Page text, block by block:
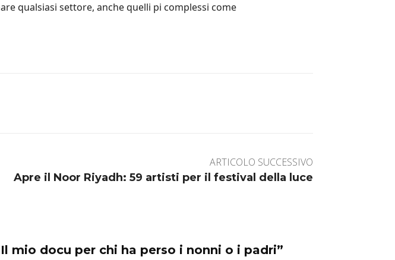
qualsiasi settore, anche quelli pi complessi come
ARTICOLO SUCCESSIVO
Apre il Noor Riyadh: 59 artisti per il festival della luce
mio docu per chi ha perso i nonni o i padri”